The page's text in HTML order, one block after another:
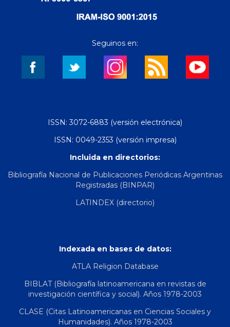
Seguinos en:
ISSN: 3072-6883 (versión electrónica)
ISSN: 0049-2353 (versión impresa)
Incluida en directorios:
Bibliografía Nacional de Publicaciones Periódicas Argentinas
Registradas (BINPAR)
LATINDEX (directorio)
Indexada en bases de datos:
ATLA Religion Database
BIBLAT (Bibliografía latinoamericana en revistas de
investigación científica y social). Años 1978-2003
CLASE (Citas Latinoamericanas en Ciencias Sociales y
Humanidades). Años 1978-2003